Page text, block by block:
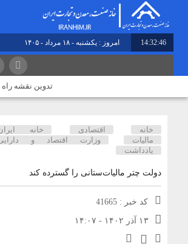
14:32:46 امروز : یکشنبه - ۱۸ مرداد - ۱۴۰۵
تدوین نقشه راه
خانه اقتصادی
خانه
مالیات
وزارت اقتصاد و
یادداشت
دولت چتر مالیات‌ستانی را گسترده کند
کد خبر : 41665
۱۳ آذر ۱۴۰۲ - ۱۴:۰۷